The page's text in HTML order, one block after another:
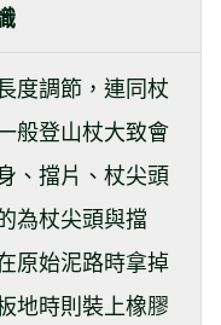
度調節，連同杖
般登山杖大致會
、擋片、杖尖頭
為杖尖頭與擋
原始泥路時拿掉
地時則裝上橡膠